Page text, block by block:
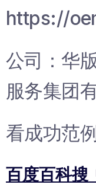
https://
公司：华
服务集团
看成功范
百度百科搜